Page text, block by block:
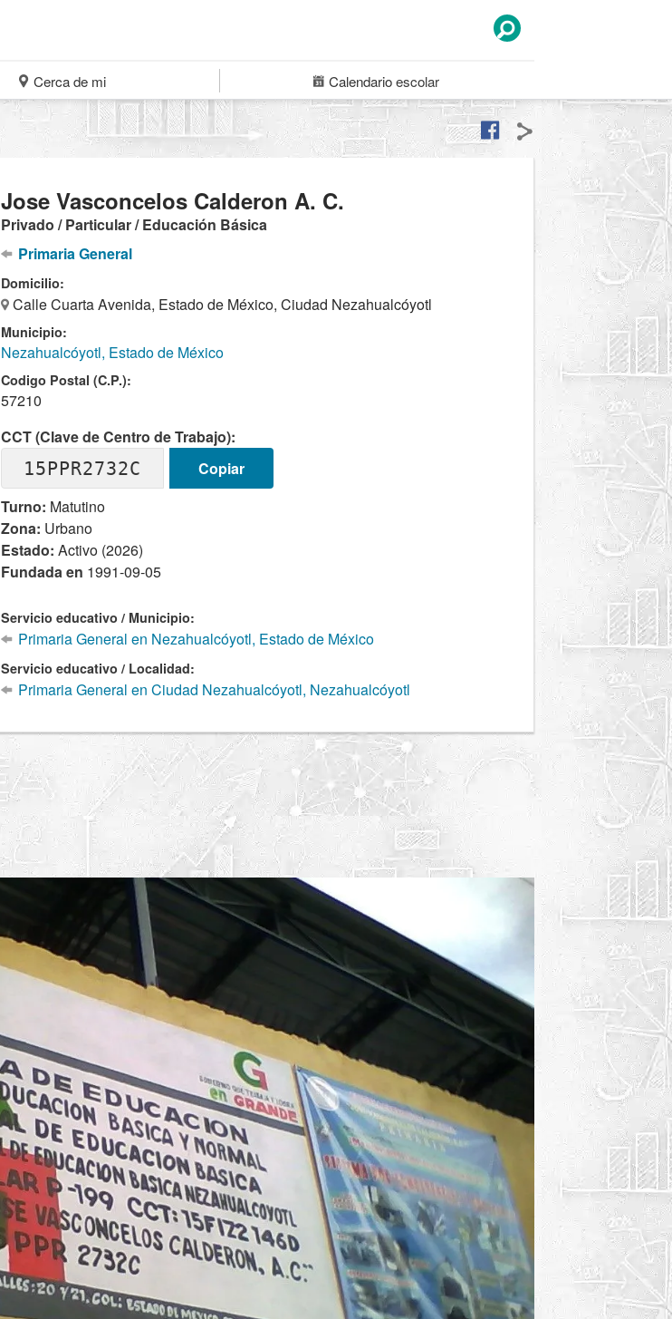
Cerca de mi Calendarioescolar
Jose Vasconcelos Calderon A. C.
Privado / Particular / Educación Básica
Primaria General
Domicilio:
Calle Cuarta Avenida, Estado de México, Ciudad Nezahualcóyotl
Municipio:
Nezahualcóyotl, Estado de México
Codigo Postal (C.P.):
57210
CCT (Clave de Centro de Trabajo):
15PPR2732C
Copiar
Turno: Matutino
Zona: Urbano
Estado: Activo (2026)
Fundada en 1991-09-05
Servicio educativo / Municipio:
Primaria General en Nezahualcóyotl, Estado de México
Servicio educativo / Localidad:
Primaria General en Ciudad Nezahualcóyotl, Nezahualcóyotl